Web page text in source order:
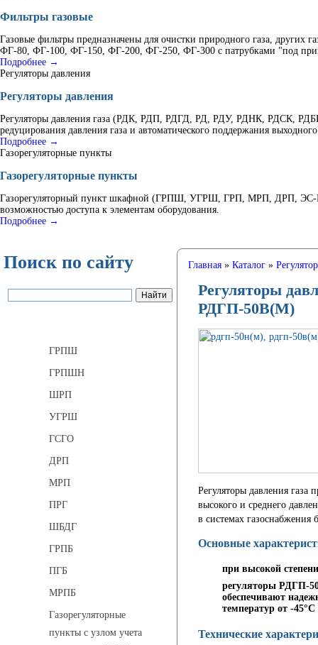
Фильтры газовые
Газовые фильтры предназначены для очистки природного газа, других
ФГ-80, ФГ-100, ФГ-150, ФГ-200, ФГ-250, ФГ-300 с патрубками "под
Подробнее →
Регуляторы давления
Регуляторы давления
Регуляторы давления газа (РДК, РДП, РДГД, РД, РДУ, РДНК, РДСК,
редуцирования давления газа и автоматического поддержания
Подробнее →
Газорегуляторные пункты
Газорегуляторные пункты
Газорегуляторный пункт шкафной (ГРПШ, УГРШ, ГРП, МРП, ДРП, ЭС-
возможностью доступа к элементам оборудования.
Подробнее →
Поиск по сайту
ГРПШ
ГРПШН
ШРП
УГРШ
ГСГО
ДРП
МРП
ПРГ
ШБДГ
ГРПБ
ПГБ
МРПБ
Газорегуляторные
пункты с узлом учета
Главная» Каталог»
Регуляторы
РДГП-50В(М)
Регуляторы давления газа
высокого и среднего
в системах
Основные
при высокой
регуляторы РДГП-
обеспечивают
температур от -45°С
Технические